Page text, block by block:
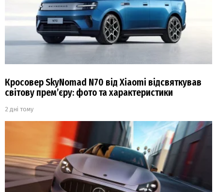
Кросовер SkyNomad N70 від Xiaomi відсвяткував
світову прем’єру: фото та характеристики
2 дні тому